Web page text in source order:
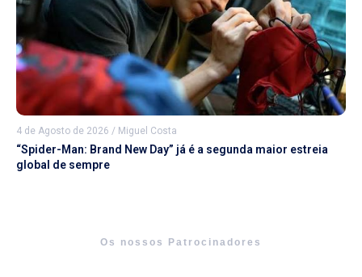
4 de Agosto de 2026 / Miguel Costa
“Spider-Man: Brand New Day” já é a segunda maior estreia
global de sempre
Os nossos Patrocinadores